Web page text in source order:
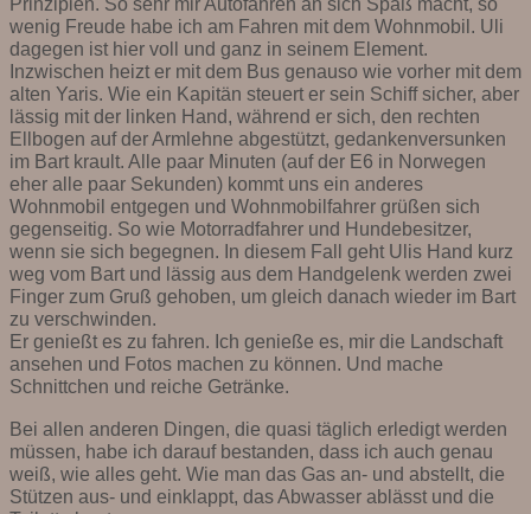
wenig Freude habe ich am Fahren mit dem Wohnmobil. Uli
dagegen ist hier voll und ganz in seinem Element.
Inzwischen heizt er mit dem Bus genauso wie vorher mit dem
alten Yaris. Wie ein Kapitän steuert er sein Schiff sicher, aber
lässig mit der linken Hand, während er sich, den rechten
Ellbogen auf der Armlehne abgestützt, gedankenversunken
im Bart krault. Alle paar Minuten (auf der E6 in Norwegen
eher alle paar Sekunden) kommt uns ein anderes
Wohnmobil entgegen und Wohnmobilfahrer grüßen sich
gegenseitig. So wie Motorradfahrer und Hundebesitzer,
wenn sie sich begegnen. In diesem Fall geht Ulis Hand kurz
weg vom Bart und lässig aus dem Handgelenk werden zwei
Finger zum Gruß gehoben, um gleich danach wieder im Bart
zu verschwinden.
Er genießt es zu fahren. Ich genieße es, mir die Landschaft
ansehen und Fotos machen zu können. Und mache
Schnittchen und reiche Getränke.
Bei allen anderen Dingen, die quasi täglich erledigt werden
müssen, habe ich darauf bestanden, dass ich auch genau
weiß, wie alles geht. Wie man das Gas an- und abstellt, die
Stützen aus- und einklappt, das Abwasser ablässt und die